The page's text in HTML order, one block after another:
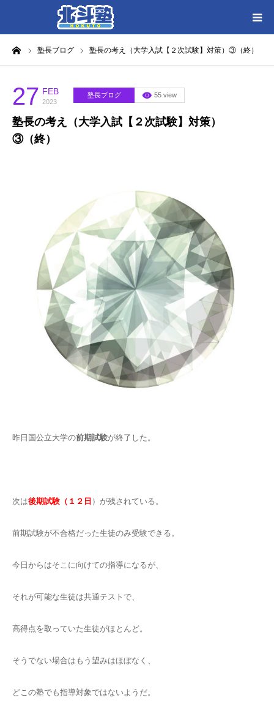
塾長ブログ 塾長の考え（大学入試【２次試験】対策）③（終）
27 FEB
2023
塾長ブログ 55 view
塾長の考え（大学入試【２次試験】対策）
③（終）
昨日国公立大学の前期試験が終了した。
次は後期試験（１２日 ）が残されている。
前期試験が不合格だった生徒のみ受験できる。
今日からはそこに向けての指導になるが、
それが可能な生徒は共通テストで、
高得点を取っていた生徒がほとんど。
そうでない場合はもう望みはほぼなく、
どこの塾でも指導対象ではないようだ。
HOME
各教室別に記事を見る
北斗塾／教室一覧